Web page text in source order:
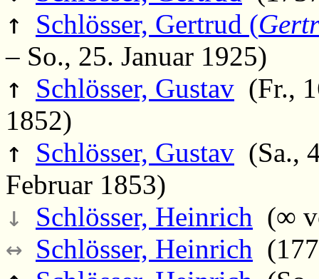
↑ Schlösser, Gertrud (
– So., 25. Januar 1925)
↑ Schlösser, Gustav (Fr.,
1852)
↑ Schlösser, Gustav (Sa.,
Februar 1853)
↓ Schlösser, Heinrich (∞
↔ Schlösser, Heinrich